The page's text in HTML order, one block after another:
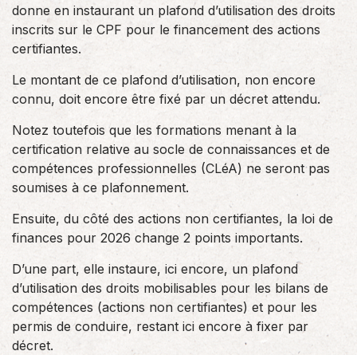
donne en instaurant un plafond d’utilisation des droits
inscrits sur le CPF pour le financement des actions
certifiantes.
Le montant de ce plafond d’utilisation, non encore
connu, doit encore être fixé par un décret attendu.
Notez toutefois que les formations menant à la
certification relative au socle de connaissances et de
compétences professionnelles (CLéA) ne seront pas
soumises à ce plafonnement.
Ensuite, du côté des actions non certifiantes, la loi de
finances pour 2026 change 2 points importants.
D’une part, elle instaure, ici encore, un plafond
d’utilisation des droits mobilisables pour les bilans de
compétences (actions non certifiantes) et pour les
permis de conduire, restant ici encore à fixer par
décret.